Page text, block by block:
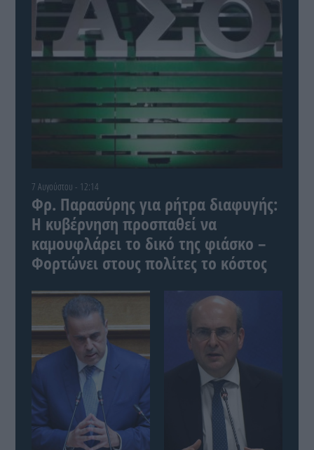
7 Αυγούστου - 12:14
Φρ. Παρασύρης για ρήτρα διαφυγής:
Η κυβέρνηση προσπαθεί να
καμουφλάρει το δικό της φιάσκο –
Φορτώνει στους πολίτες το κόστος